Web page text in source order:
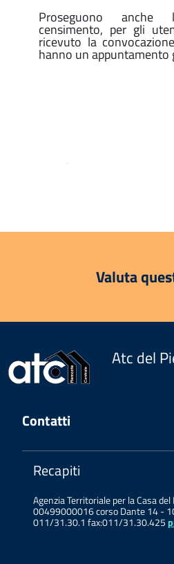
Proseguono
censimento, per gli
ricevuto la
hanno un appuntamento
.
Valuta
Atc del
Contatti
Recapiti
Agenzia Territoriale per la Casa
00499000016 corso Dante 14 -
011/31.30.1 fax:011/31.30.425